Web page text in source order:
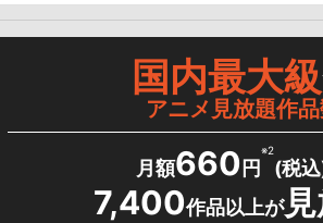
国内最大級
アニメ見放題作
月額660 円
※2
(税
7,400作品以上が